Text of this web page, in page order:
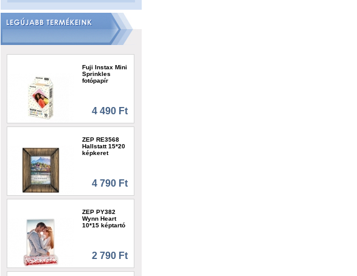
Fuji Instax Mini
Sprinkles
fotópapír
4 490 Ft
ZEP RE3568
Hallstatt 15*20
képkeret
4 790 Ft
ZEP PY382
Wynn Heart
10*15 képtartó
2 790 Ft